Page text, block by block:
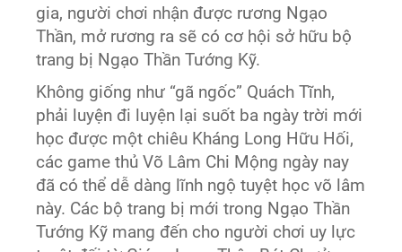
gia, người chơi nhận được rương Ngạo
Thần, mở rương ra sẽ có cơ hội sở hữu bộ
trang bị Ngạo Thần Tướng Kỹ.
Không giống như “gã ngốc” Quách Tĩnh,
phải luyện đi luyện lại suốt ba ngày trời mới
học được một chiêu Kháng Long Hữu Hối,
các game thủ Võ Lâm Chi Mộng ngày nay
đã có thể dễ dàng lĩnh ngộ tuyệt học võ lâm
này. Các bộ trang bị mới trong Ngạo Thần
Tướng Kỹ mang đến cho người chơi uy lực